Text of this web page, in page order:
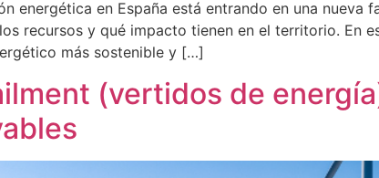
energética en España está entrando en una
recursos y qué impacto tienen en el territorio. En
más sostenible y […]
(vertidos de